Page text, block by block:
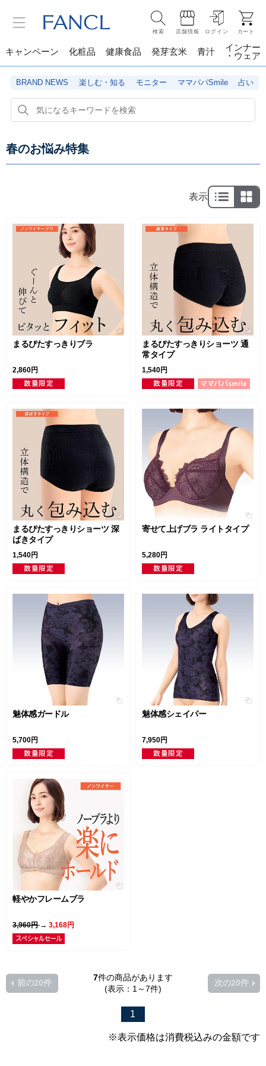
検索 店舗情報 ログイン カート
キャンペーン 化粧品 健康食品 発芽玄米 青汁
インナー
・ウェア
BRAND NEWS 楽しむ・知る モニター ママパパSmile 占い
春のお悩み特集
表示
まるぴたすっきりブラ
2,860円
まるぴたすっきりショーツ 通
常タイプ
1,540円
まるぴたすっきりショーツ 深
ばきタイプ
1,540円
寄せて上げブラ ライトタイプ
5,280円
魅体感ガードル
5,700円
魅体感シェイパー
7,950円
軽やかフレームブラ
3,960円 → 3,168円
7件の商品があります
(表示：1～7件)
前の20件
1
次の20件
※表示価格は消費税込みの金額です